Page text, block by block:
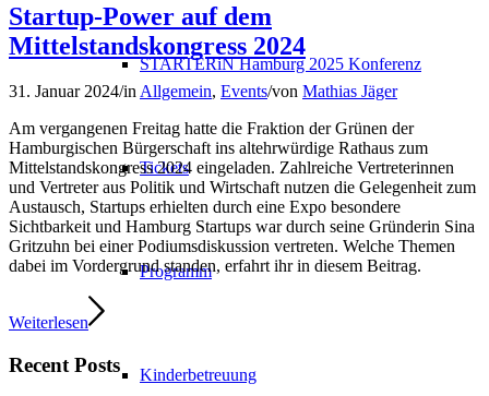
STARTERiN Hamburg 2025 Konferenz
Tickets
Programm
Kinderbetreuung
Startup-Power auf dem
Mittelstandskongress 2024
31. Januar 2024/inAllgemein, Events/von Mathias Jäger
Am vergangenen Freitag hatte die Fraktion der Grünen der
Hamburgischen Bürgerschaft ins altehrwürdige Rathaus zum
Mittelstandskongress 2024 eingeladen. Zahlreiche Vertreterinnen
und Vertreter aus Politik und Wirtschaft nutzen die Gelegenheit zum
Austausch, Startups erhielten durch eine Expo besondere
Sichtbarkeit und Hamburg Startups war durch seine Gründerin Sina
Gritzuhn bei einer Podiumsdiskussion vertreten. Welche Themen
dabei im Vordergrund standen, erfahrt ihr in diesem Beitrag.
Weiterlesen
Recent Posts